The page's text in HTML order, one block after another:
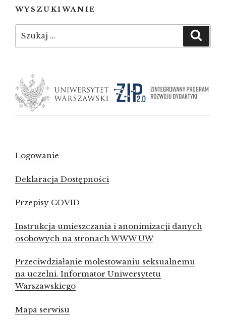
WYSZUKIWANIE
Logowanie
Deklaracja Dostępności
Przepisy COVID
Instrukcja umieszczania i anonimizacji danych
osobowych na stronach WWW UW
Przeciwdziałanie molestowaniu seksualnemu
na uczelni. Informator Uniwersytetu
Warszawskiego
Mapa serwisu